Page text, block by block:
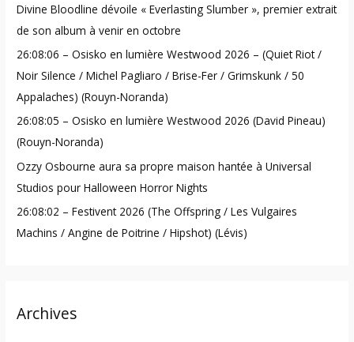
f
o
r
:
Divine Bloodline dévoile « Everlasting Slumber », premier extrait
de son album à venir en octobre
26:08:06 – Osisko en lumière Westwood 2026 – (Quiet Riot /
Noir Silence / Michel Pagliaro / Brise-Fer / Grimskunk / 50
Appalaches) (Rouyn-Noranda)
26:08:05 – Osisko en lumière Westwood 2026 (David Pineau)
(Rouyn-Noranda)
Ozzy Osbourne aura sa propre maison hantée à Universal
Studios pour Halloween Horror Nights
26:08:02 – Festivent 2026 (The Offspring / Les Vulgaires
Machins / Angine de Poitrine / Hipshot) (Lévis)
Archives